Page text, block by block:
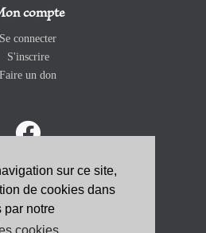
sur ce site,
de cookies dans
par notre
compte
Se connecter
S'inscrire
Faire un don
VOUS